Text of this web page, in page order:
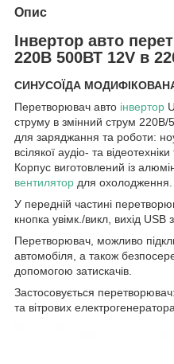
Опис
Інвертор авто
220В 500ВТ 12V в
СИНУСОЇДА
Перетворювач авто інвертор
струму в змінний струм
для заряджання та роботи:
всілякої аудіо- та
Корпус виготовлений із
вентилятор для охолодження.
У передній частині
кнопка увімк./викл, вихід
Перетворювач, можливо
автомобіля, а також
допомогою затискачів.
Застосовується
та вітрових